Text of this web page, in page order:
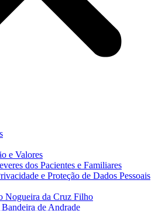
e Valores
dos Pacientes e Familiares
e Proteção de Dados Pessoais
Nogueira da Cruz Filho
de Andrade